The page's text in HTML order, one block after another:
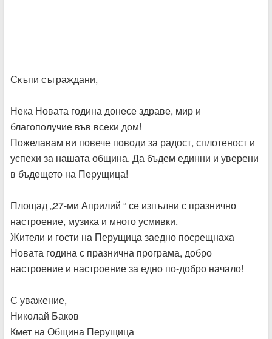
Скъпи съграждани,
Нека Новата година донесе здраве, мир и
благополучие във всеки дом!
Пожелавам ви повече поводи за радост, сплотеност и
успехи за нашата община. Да бъдем единни и уверени
в бъдещето на Перущица!
Площад „27-ми Априлий “ се изпълни с празнично
настроение, музика и много усмивки.
Жители и гости на Перущица заедно посрещнаха
Новата година с празнична програма, добро
настроение и настроение за едно по-добро начало!
С уважение,
Николай Баков
Кмет на Община Перущица